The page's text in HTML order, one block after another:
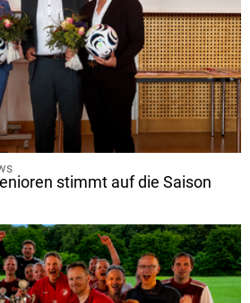
stimmt auf die Saison